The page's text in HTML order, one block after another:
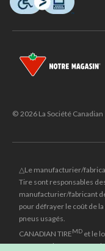
© 2026 La Société
△Le manufacturier/
Tire sont responsables
manufacturier/fabricant
pour défrayer le coût de
pneus usagés.
CANADIAN TIREMD et le
marques de commerce